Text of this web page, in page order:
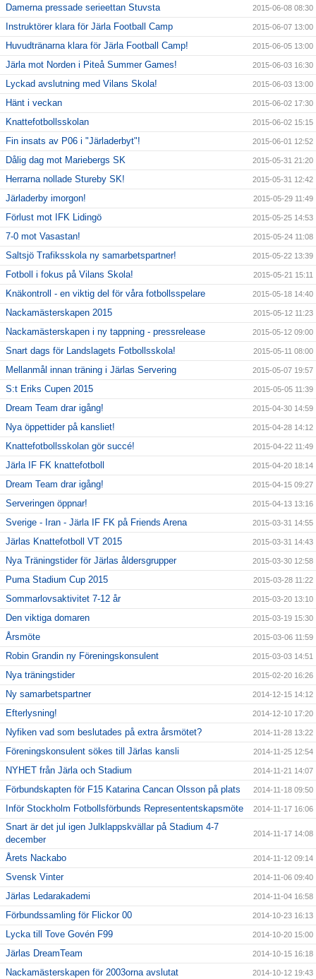
Damerna pressade serieettan Stuvsta 2015-06-08 08:30
Instruktörer klara för Järla Football Camp 2015-06-07 13:00
Huvudtränarna klara för Järla Football Camp! 2015-06-05 13:00
Järla mot Norden i Piteå Summer Games! 2015-06-03 16:30
Lyckad avslutning med Vilans Skola! 2015-06-03 13:00
Hänt i veckan 2015-06-02 17:30
Knattefotbollsskolan 2015-06-02 15:15
Fin insats av P06 i "Järladerbyt"! 2015-06-01 12:52
Dålig dag mot Mariebergs SK 2015-05-31 21:20
Herrarna nollade Stureby SK! 2015-05-31 12:42
Järladerby imorgon! 2015-05-29 11:49
Förlust mot IFK Lidingö 2015-05-25 14:53
7-0 mot Vasastan! 2015-05-24 11:08
Saltsjö Trafiksskola ny samarbetspartner! 2015-05-22 13:39
Fotboll i fokus på Vilans Skola! 2015-05-21 15:11
Knäkontroll - en viktig del för våra fotbollsspelare 2015-05-18 14:40
Nackamästerskapen 2015 2015-05-12 11:23
Nackamästerskapen i ny tappning - pressrelease 2015-05-12 09:00
Snart dags för Landslagets Fotbollsskola! 2015-05-11 08:00
Mellanmål innan träning i Järlas Servering 2015-05-07 19:57
S:t Eriks Cupen 2015 2015-05-05 11:39
Dream Team drar igång! 2015-04-30 14:59
Nya öppettider på kansliet! 2015-04-28 14:12
Knattefotbollsskolan gör succé! 2015-04-22 11:49
Järla IF FK knattefotboll 2015-04-20 18:14
Dream Team drar igång! 2015-04-15 09:27
Serveringen öppnar! 2015-04-13 13:16
Sverige - Iran - Järla IF FK på Friends Arena 2015-03-31 14:55
Järlas Knattefotboll VT 2015 2015-03-31 14:43
Nya Träningstider för Järlas åldersgrupper 2015-03-30 12:58
Puma Stadium Cup 2015 2015-03-28 11:22
Sommarlovsaktivitet 7-12 år 2015-03-20 13:10
Den viktiga domaren 2015-03-19 15:30
Årsmöte 2015-03-06 11:59
Robin Grandin ny Föreningskonsulent 2015-03-03 14:51
Nya träningstider 2015-02-20 16:26
Ny samarbetspartner 2014-12-15 14:12
Efterlysning! 2014-12-10 17:20
Nyfiken vad som beslutades på extra årsmötet? 2014-11-28 13:22
Föreningskonsulent sökes till Järlas kansli 2014-11-25 12:54
NYHET från Järla och Stadium 2014-11-21 14:07
Förbundskapten för F15 Katarina Cancan Olsson på plats 2014-11-18 09:50
Inför Stockholm Fotbollsförbunds Represententskapsmöte 2014-11-17 16:06
Snart är det jul igen Julklappskvällar på Stadium 4-7
december
2014-11-17 14:08
Årets Nackabo 2014-11-12 09:14
Svensk Vinter 2014-11-06 09:40
Järlas Ledarakademi 2014-11-04 16:58
Förbundssamling för Flickor 00 2014-10-23 16:13
Lycka till Tove Govén F99 2014-10-20 15:00
Järlas DreamTeam 2014-10-15 16:18
Nackamästerskapen för 2003orna avslutat 2014-10-12 19:43